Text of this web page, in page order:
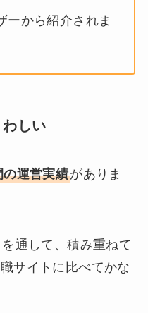
ーから紹介されま
しい
の運営実績がありま
通して、積み重ねて
サイトに比べてかな